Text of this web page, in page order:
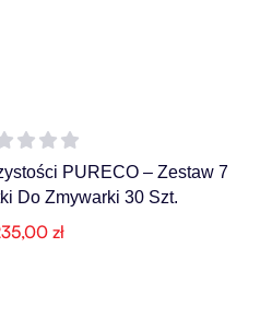
PURECO – Zestaw 7
Do Zmywarki 30 Szt.
zł